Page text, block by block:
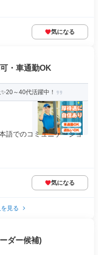
気になる
・車通勤OK
～40代活躍中！
語でのコミュニケーショ
気になる
見る
ダー候補)